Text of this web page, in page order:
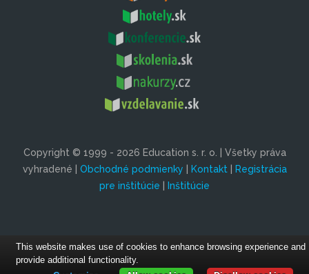
Copyright © 1999 - 2026 Education s. r. o. | Všetky práva
vyhradené | Obchodné podmienky | Kontakt| Registrácia
pre inštitúcie | Inštitúcie
This website makes use of cookies to enhance browsing experience and
provide additional functionality.